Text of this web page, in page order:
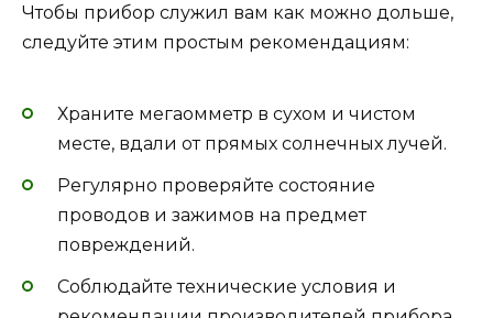
Чтобы прибор служил вам как можно дольше,
следуйте этим простым рекомендациям:
Храните мегаомметр в сухом и чистом
месте, вдали от прямых солнечных лучей.
Регулярно проверяйте состояние
проводов и зажимов на предмет
повреждений.
Соблюдайте технические условия и